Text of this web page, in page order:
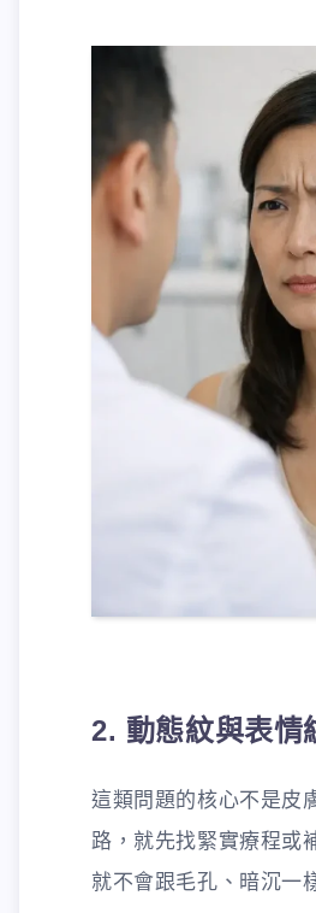
2. 動態紋與表情
這類問題的核心不是皮
路，就先找緊實療程或
就不會跟毛孔、暗沉一